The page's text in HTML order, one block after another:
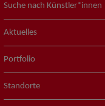
Suche nach Künstler*innen
Aktuelles
Portfolio
Standorte